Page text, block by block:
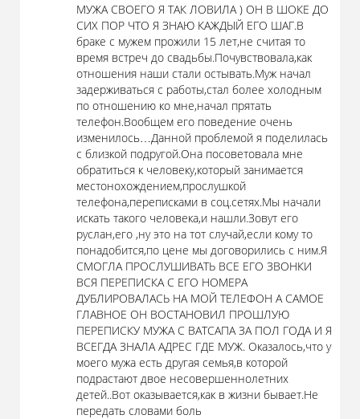
МУЖА СВОЕГО Я ТАК ЛОВИЛА ) ОН В ШОКЕ ДО
СИХ ПОР ЧТО Я ЗНАЮ КАЖДЫЙ ЕГО ШАГ.В
браке с мужем прожили 15 лет,не считая то
время встреч до свадьбы.Почувствовал­а,как
отношения наши стали остывать.Муж начал
задерживаться с работы,стал более холодным
по отношению ко мне,начал прятать
телефон.Вообщем его поведение очень
изменилось…Данной проблемой я поделилась
с близкой подругой.Она посоветовала мне
обратиться к человеку,который занимается
местонохождением,про­слушкой
телефона,переписками в соц.сетях.Мы начали
искать такого человека,и нашли.Зовут его
руслан,его ,ну это на тот случай,если кому то
понадобится,по цене мы договорились с ним.Я
СМОГЛА ПРОСЛУШИВАТЬ ВСЕ ЕГО ЗВОНКИ
ВСЯ ПЕРЕПИСКА С ЕГО НОМЕРА
ДУБЛИРОВАЛАСЬ НА МОЙ ТЕЛЕФОН А САМОЕ
ГЛАВНОЕ ОН ВОСТАНОВИЛ ПРОШЛУЮ
ПЕРЕПИСКУ МУЖА С ВАТСАПА ЗА ПОЛ ГОДА И Я
ВСЕГДА ЗНАЛА АДРЕС ГДЕ МУЖ. Оказалось,что у
моего мужа есть другая семья,в которой
подрастают двое несовершеннолетних
детей..Вот оказывается,как в жизни бывает.Не
передать словами боль